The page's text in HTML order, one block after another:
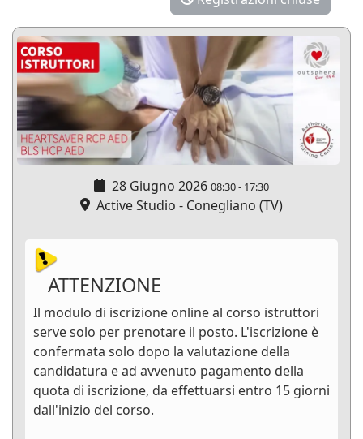
28 Giugno 2026 08:30- 17:30
Active Studio - Conegliano (TV)
ATTENZIONE
Il modulo di iscrizione online al corso istruttori
serve solo per prenotare il posto. L'iscrizione è
confermata solo dopo la valutazione della
candidatura e ad avvenuto pagamento della
quota di iscrizione, da effettuarsi entro 15 giorni
dall'inizio del corso.